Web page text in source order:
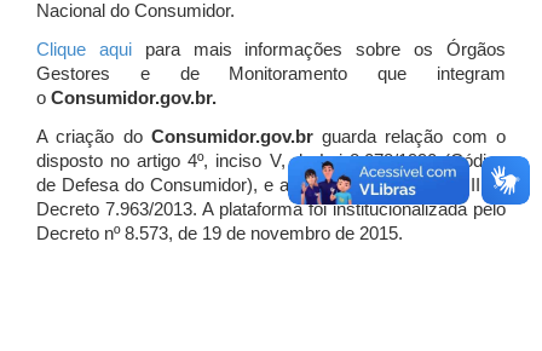
Nacional do Consumidor.
Clique aquipara mais informações sobre os Órgãos
Gestores e de Monitoramento que integram
o Consumidor.gov.br.
A criação do Consumidor.gov.brguarda relação com o
disposto no artigo 4º, inciso V, da Lei 8.078/1990 (Código
de Defesa do Consumidor), e artigo 7º, incisos I, II e III do
Decreto 7.963/2013. A plataforma foi institucionalizada pelo
Decreto nº 8.573, de 19 de novembro de 2015.